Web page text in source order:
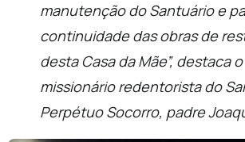
manutenção do Santuário e
continuidade das obras de
desta Casa da Mãe”, destaca o
missionário redentorista do
Perpétuo Socorro, padre